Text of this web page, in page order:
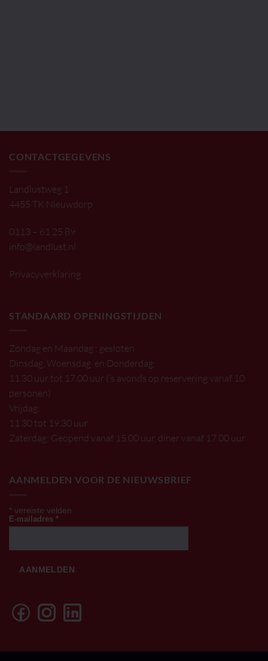
CONTACTGEGEVENS
Landlustweg 1
4455 TK Nieuwdorp
0113 – 61 25 89
info@landlust.nl
Privacyverklaring
STANDAARD OPENINGSTIJDEN
Zondag en Maandag : gesloten
Dinsdag, Woensdag en Donderdag:
11.30 uur tot 17.00 uur (’s avonds op reservering vanaf 10
personen)
Vrijdag:
11.30 tot 19.30 uur
Zaterdag: Geopend vanaf 15.00 uur, diner vanaf 17.00 uur
AANMELDEN VOOR DE NIEUWSBRIEF
* vereiste velden
E-mailadres *